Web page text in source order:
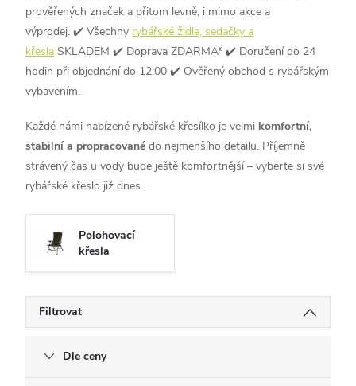
prověřených značek a přitom levně, i mimo akce a
výprodej. ✔️ Všechny rybářské židle, sedačky a
křesla SKLADEM ✔️ Doprava ZDARMA* ✔️ Doručení do 24
hodin při objednání do 12:00 ✔️ Ověřený obchod s rybářským
vybavením.
Každé námi nabízené rybářské křesílko je velmi komfortní,
stabilní a propracované do nejmenšího detailu. Příjemně
strávený čas u vody bude ještě komfortnější – vyberte si své
rybářské křeslo již dnes.
Polohovací
křesla
Filtrovat
Dle ceny